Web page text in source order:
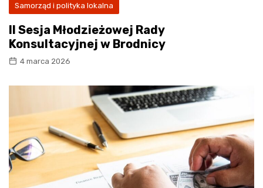
Samorząd i polityka lokalna
II Sesja Młodzieżowej Rady
Konsultacyjnej w Brodnicy
4 marca 2026